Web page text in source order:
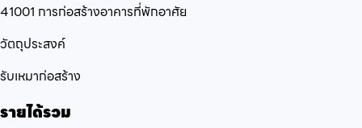
41001 การก่อสร้างอาคารที่พักอาศัย
วัตถุประสงค์
รับเหมาก่อสร้าง
รายได้รวม